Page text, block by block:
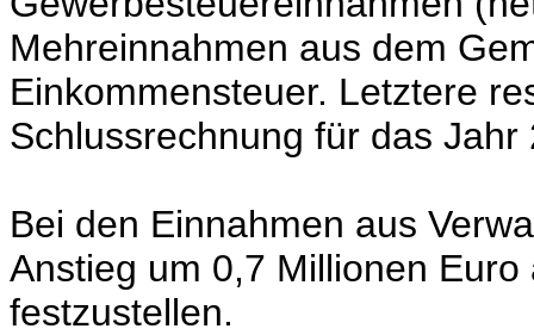
Mehreinnahmen aus dem
Einkommensteuer. Letztere
Schlussrechnung für das Jahr
Bei den Einnahmen aus
Anstieg um 0,7 Millionen
festzustellen.